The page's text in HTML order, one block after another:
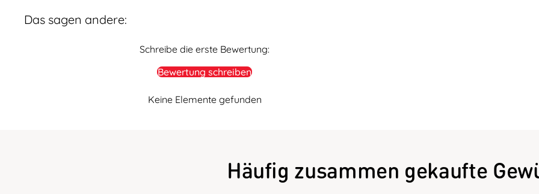
Das sagen andere:
Schreibe die erste Bewertung:
Bewertung schreiben
Keine Elemente gefunden
Häufig zusammen gekaufte